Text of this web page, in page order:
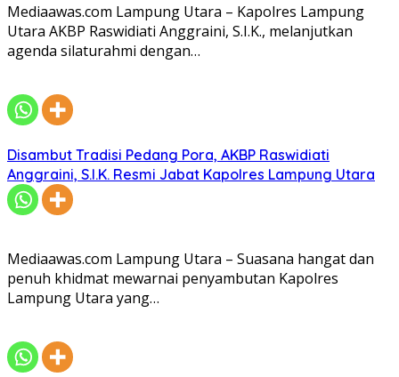
Mediaawas.com Lampung Utara – Kapolres Lampung
Utara AKBP Raswidiati Anggraini, S.I.K., melanjutkan
agenda silaturahmi dengan…
Disambut Tradisi Pedang Pora, AKBP Raswidiati
Anggraini, S.I.K. Resmi Jabat Kapolres Lampung Utara
Mediaawas.com Lampung Utara – Suasana hangat dan
penuh khidmat mewarnai penyambutan Kapolres
Lampung Utara yang…